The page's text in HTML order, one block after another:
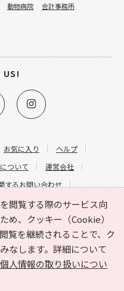
閲覧する際のサービス向
め、クッキー（Cookie）
覧を継続されることで、ク
なします。詳細について
人情報の取り扱いについ
お気に入り
ヘルプ
ついて
運営会社
するお問い合わせ
お問い合わせ
動物病院
会計事務所
US!
Rights Reserved.